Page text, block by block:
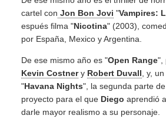
cartel con Jon Bon Jovi "Vampires:
espués filma "Nicotina" (2003),
por España, Mexico y Argentina.
De ese mismo año es "Open Range",
Kevin Costnery Robert Duvall , y,
"Havana Nights", la segunda parte
proyecto para el que Diego aprendió
darle mayor realismo a su personaje.